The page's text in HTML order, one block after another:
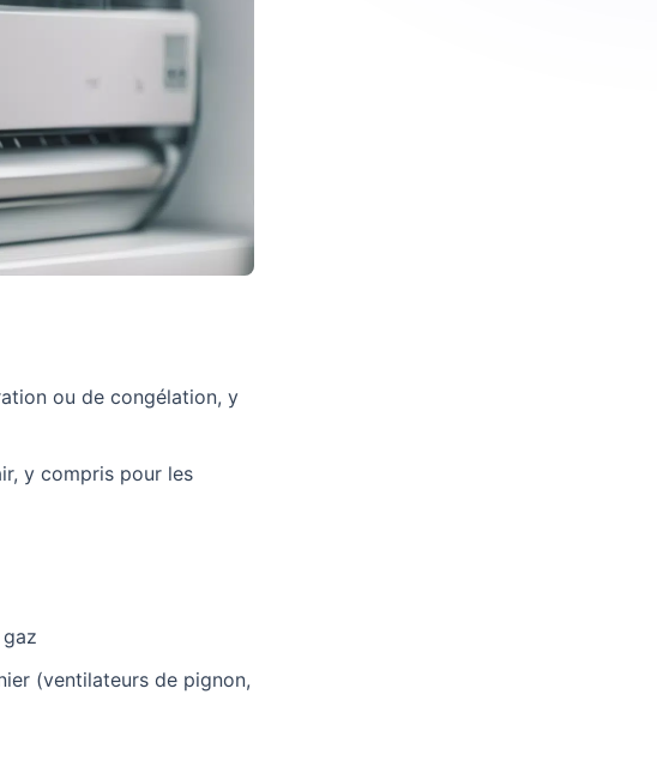
ou de congélation, y
y compris pour les
(ventilateurs de pignon,